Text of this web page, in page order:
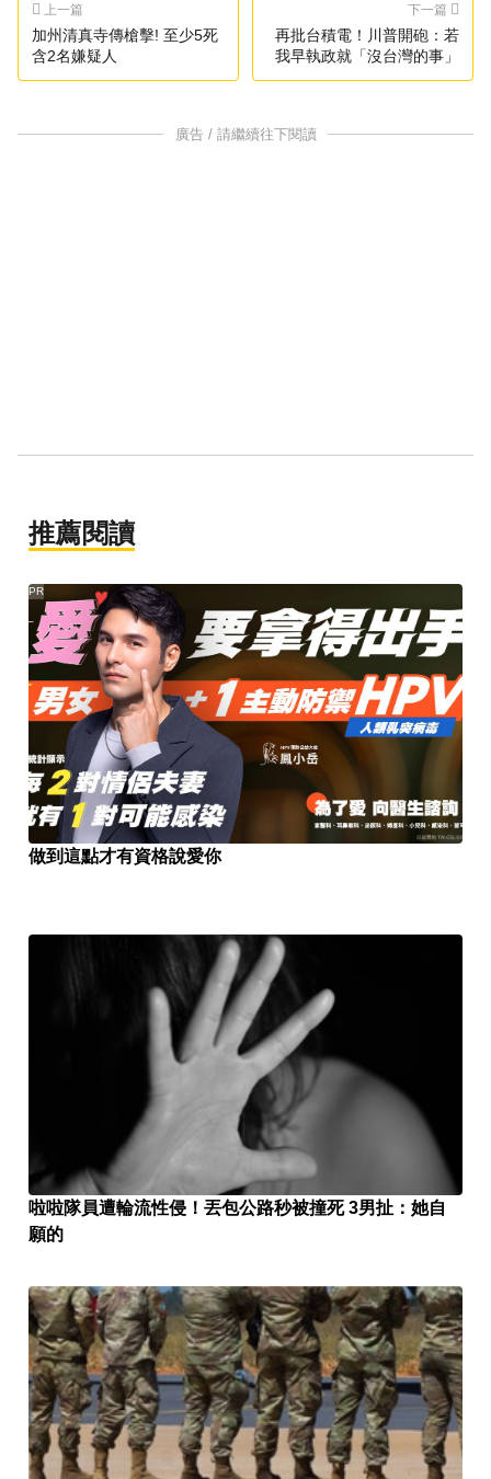
上一篇
加州清真寺傳槍擊! 至少5死
含2名嫌疑人
下一篇
再批台積電！川普開砲：若
我早執政就「沒台灣的事」
廣告 / 請繼續往下閱讀
推薦閱讀
做到這點才有資格說愛你
PR
啦啦隊員遭輪流性侵！丟包公路秒被撞死 3男扯：她自
願的